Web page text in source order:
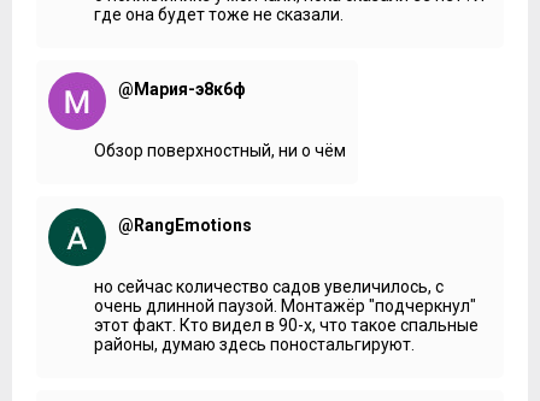
где она будет тоже не сказали.
@Мария-э8к6ф
Обзор поверхностный, ни о чём
@RangEmotions
но сейчас количество садов увеличилось, с
очень длинной паузой. Монтажёр "подчеркнул"
этот факт. Кто видел в 90-х, что такое спальные
районы, думаю здесь поностальгируют.